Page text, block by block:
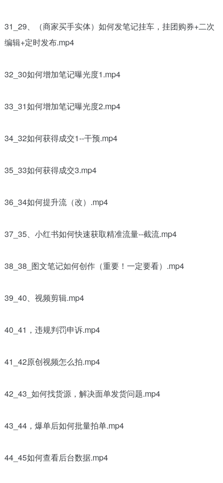
31_29、（商家买手实体）如何发笔记挂车，挂团购券+二次
编辑+定时发布.mp4
32_30如何增加笔记曝光度1.mp4
33_31如何增加笔记曝光度2.mp4
34_32如何获得成交1--干预.mp4
35_33如何获得成交3.mp4
36_34如何提升流（改）.mp4
37_35、小红书如何快速获取精准流量--截流.mp4
38_38_图文笔记如何创作（重要！一定要看）.mp4
39_40、视频剪辑.mp4
40_41，违规判罚申诉.mp4
41_42原创视频怎么拍.mp4
42_43_如何找货源，解决面单发货问题.mp4
43_44，爆单后如何批量拍单.mp4
44_45如何查看后台数据.mp4